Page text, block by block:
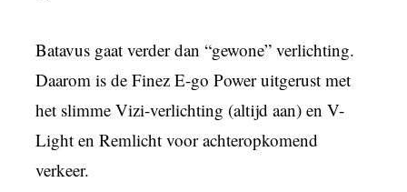
Batavus gaat verder dan “gewone” verlichting.
Daarom is de Finez E-go Power uitgerust met
het slimme Vizi-verlichting (altijd aan) en V-
Light en Remlicht voor achteropkomend
verkeer.